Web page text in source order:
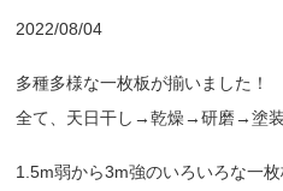
2022/08/04
多種多様な一枚板が揃いました！
全て、天日干し→乾燥→研磨→塗
1.5m弱から3m強のいろいろな一枚